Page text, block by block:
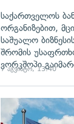
საქართველოს
ორგანიზებით,
საშუალო
შრომის
ვორკშოპი
7 აგვისტო, 13:40